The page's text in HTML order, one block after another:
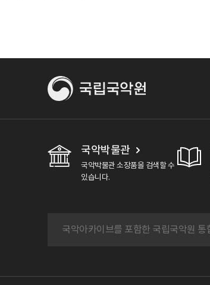
국악박물관
국악박물관 소장품을 검색할 수
있습니다.